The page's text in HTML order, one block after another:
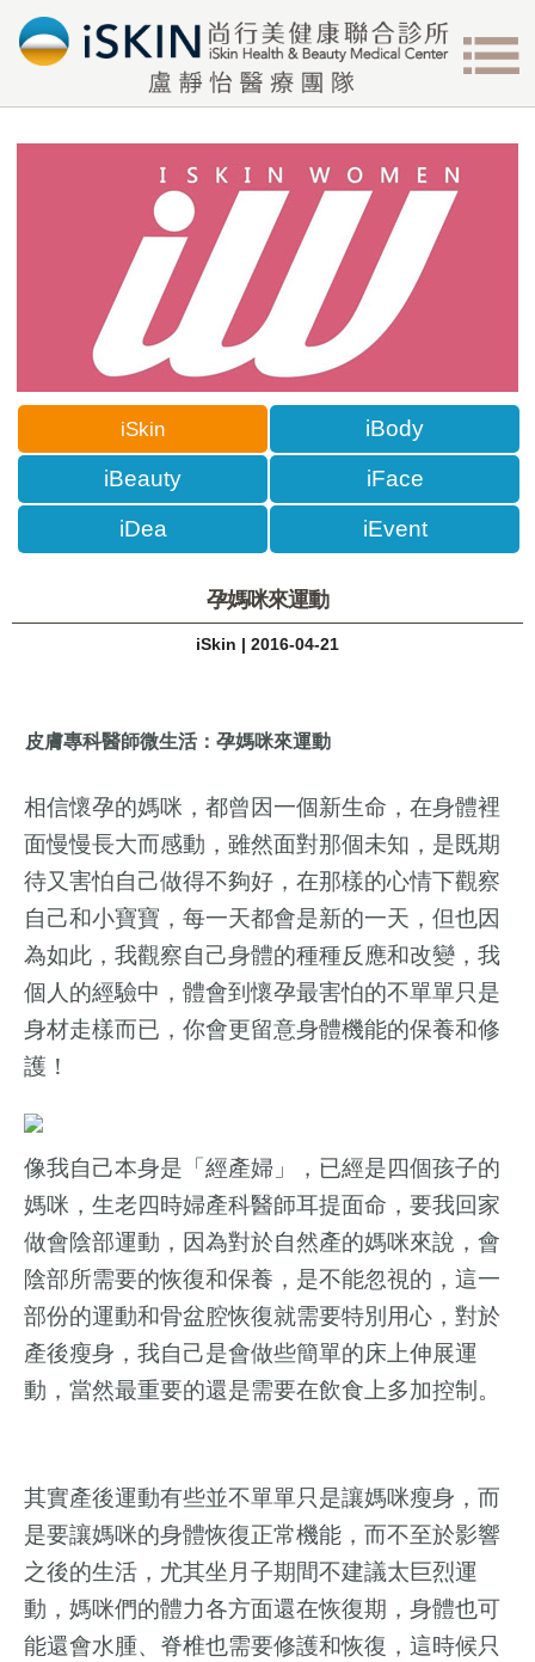
iSkin
iBeauty
iDea
iBody
iFace
iEvent
孕媽咪來運動
iSkin | 2016-04-21
皮膚專科醫師微生活：孕媽咪來運動
相信懷孕的媽咪，都曾因一個新生命，在身體裡
面慢慢長大而感動，雖然面對那個未知，是既期
待又害怕自己做得不夠好，在那樣的心情下觀察
自己和小寶寶，每一天都會是新的一天，但也因
為如此，我觀察自己身體的種種反應和改變，我
個人的經驗中，體會到懷孕最害怕的不單單只是
身材走樣而已，你會更留意身體機能的保養和修
護！
像我自己本身是 「經產婦 」，已經是四個孩子的
媽咪， 生老四時婦產科醫師耳提面命，要我回家
做會陰部運動，因為對於自然產的媽咪來說，會
陰部所需要的恢復和保養，是不能忽視的，這一
部份的運動和骨盆腔恢復就需要特別用心 ，對於
產後瘦身，我自己是會做些簡單的床上伸展運
動，當然最重要的還是需要在飲食上多加控制。
其實產後運動有些並不單單只是讓媽咪瘦身，而
是要讓媽咪的身體恢復正常機能，而不至於影響
之後的生活，尤其坐月子期間不建議太巨烈運
動，媽咪們的體力各方面還在恢復期，身體也可
能還會水腫、脊椎也需要修護和恢復，這時候只